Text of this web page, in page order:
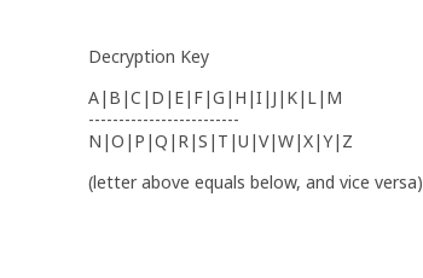
Decryption Key
A|B|C|D|E|F|G|H|I|J|K|L|M
-------------------------
N|O|P|Q|R|S|T|U|V|W|X|Y|Z
(letter above equals below, and vice versa)